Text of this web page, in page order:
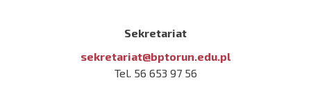
Sekretariat
sekretariat@bptorun.edu.pl
Tel. 56 653 97 56